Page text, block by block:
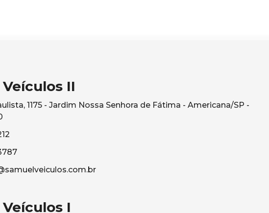
II
1175 - Jardim Nossa Senhora de Fátima - Americana/SP -
I